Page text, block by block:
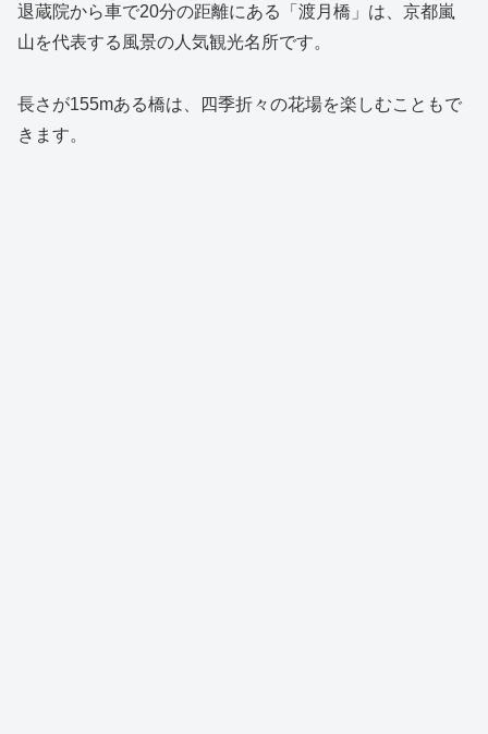
退蔵院から車で20分の距離にある「渡月橋」は、京都嵐
山を代表する風景の人気観光名所です。
長さが155mある橋は、四季折々の花場を楽しむこともで
きます。